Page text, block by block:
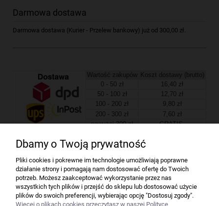
Darmowa dostawa
Darmowa dostawa (Kurier - Przelew bankowy) już od 300,00 zł.
Wartość zakupów
Koszt dostawy (brutto)
0 - 50 zł
16,40 zł
50 - 100 zł
12,70 zł
100 - 200 zł
9,80 zł
200 - 300 zł
7,60 zł
powyżej 300 zł
GRATIS
Firma
Bindownice wg producentów
Niszczarki wg producentów
Dbamy o Twoją prywatność
Pliki cookies i pokrewne im technologie umożliwiają poprawne
działanie strony i pomagają nam dostosować ofertę do Twoich
potrzeb. Możesz zaakceptować wykorzystanie przez nas
wszystkich tych plików i przejść do sklepu lub dostosować użycie
plików do swoich preferencji, wybierając opcję "Dostosuj zgody".
Więcej o plikach cookies przeczytasz w naszej Polityce